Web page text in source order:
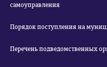
самоуправления
Порядок поступления на
Перечень подведомственных